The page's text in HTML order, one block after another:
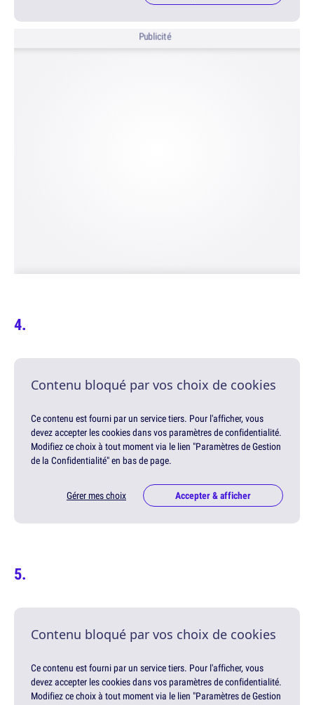
Publicité
Contenu bloqué par vos choix de cookies
Ce contenu est fourni par un service tiers. Pour l'afficher, vous
devez accepter les cookies dans vos paramètres de confidentialité.
Modifiez ce choix à tout moment via le lien "Paramètres de Gestion
de la Confidentialité" en bas de page.
Gérer mes choix Accepter & afficher
Contenu bloqué par vos choix de cookies
Ce contenu est fourni par un service tiers. Pour l'afficher, vous
devez accepter les cookies dans vos paramètres de confidentialité.
Modifiez ce choix à tout moment via le lien "Paramètres de Gestion